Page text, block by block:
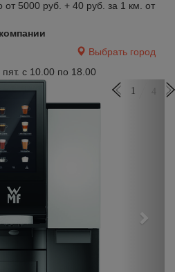
от 5000 руб. + 40 руб. за 1 км. от
Выбрать город
с 10.00 по 18.00
Next
1 4